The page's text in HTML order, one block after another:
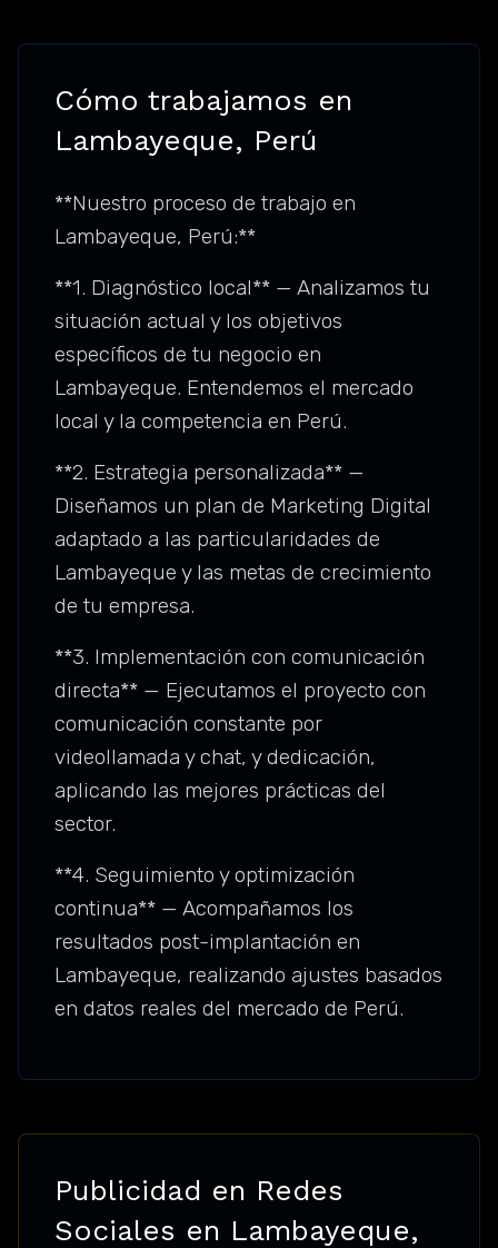
Cómo trabajamos en
Lambayeque, Perú
**Nuestro proceso de trabajo en
Lambayeque, Perú:**
**1. Diagnóstico local** — Analizamos tu
situación actual y los objetivos
específicos de tu negocio en
Lambayeque. Entendemos el mercado
local y la competencia en Perú.
**2. Estrategia personalizada** —
Diseñamos un plan de Marketing Digital
adaptado a las particularidades de
Lambayeque y las metas de crecimiento
de tu empresa.
**3. Implementación con comunicación
directa** — Ejecutamos el proyecto con
comunicación constante por
videollamada y chat, y dedicación,
aplicando las mejores prácticas del
sector.
**4. Seguimiento y optimización
continua** — Acompañamos los
resultados post-implantación en
Lambayeque, realizando ajustes basados
en datos reales del mercado de Perú.
Publicidad en Redes
Sociales en Lambayeque,